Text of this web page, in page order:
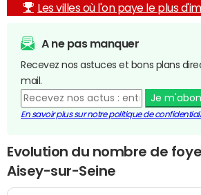
Les villes où l'on paye le plus
A ne pas manquer
Recevez nos astuces et bons plans
mail.
Je
En savoir plus sur notre politique de
Evolution du nombre de
Aisey-sur-Seine